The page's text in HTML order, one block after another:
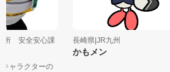
役所 安全安心課
キャラクターの
長崎県|JR九州
かもメン